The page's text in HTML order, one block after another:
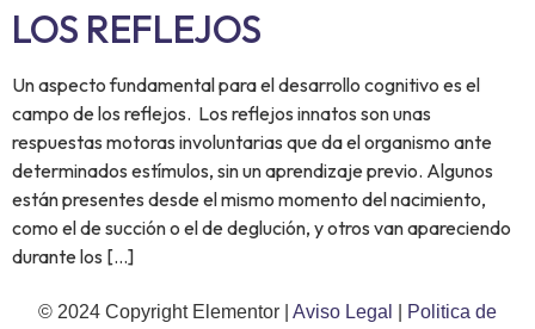
LOS REFLEJOS
Un aspecto fundamental para el desarrollo cognitivo es el
campo de los reflejos. Los reflejos innatos son unas
respuestas motoras involuntarias que da el organismo ante
determinados estímulos, sin un aprendizaje previo. Algunos
están presentes desde el mismo momento del nacimiento,
como el de succión o el de deglución, y otros van apareciendo
durante los […]
© 2024 Copyright Elementor | Aviso Legal
Politica de